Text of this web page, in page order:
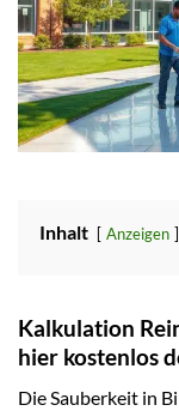
Inhalt Anzeigen
Kalkulation
hier kostenlos
Die Sauberkeit in